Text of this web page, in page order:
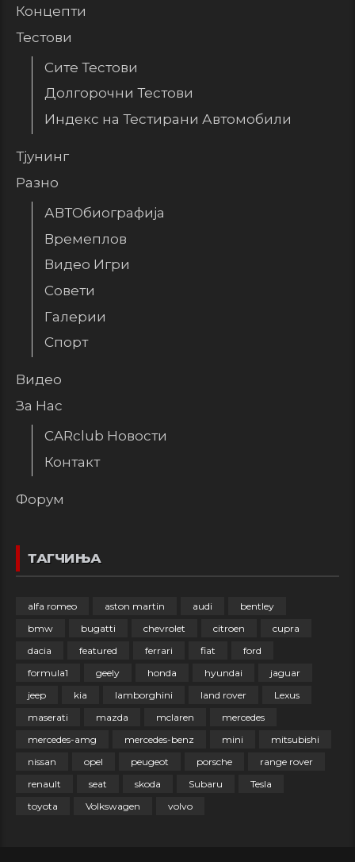
Концепти
Тестови
Сите Тестови
Долгорочни Тестови
Индекс на Тестирани Автомобили
Тјунинг
Разно
АВТОбиографија
Времеплов
Видео Игри
Совети
Галерии
Спорт
Видео
За Нас
CARclub Новости
Контакт
Форум
ТАГЧИЊА
alfa romeo aston martin audi
bentley
bmw
bugatti chevrolet citroen
cupra
dacia
featured ferrari fiat
ford
formula1
geely honda hyundai
jaguar
jeep
kia lamborghini land rover
Lexus
maserati
mazda mclaren
mercedes
mercedes-amg
mercedes-benz mini
mitsubishi
nissan
opel peugeot porsche
range rover
renault
seat skoda Subaru
Tesla
toyota
Volkswagen volvo